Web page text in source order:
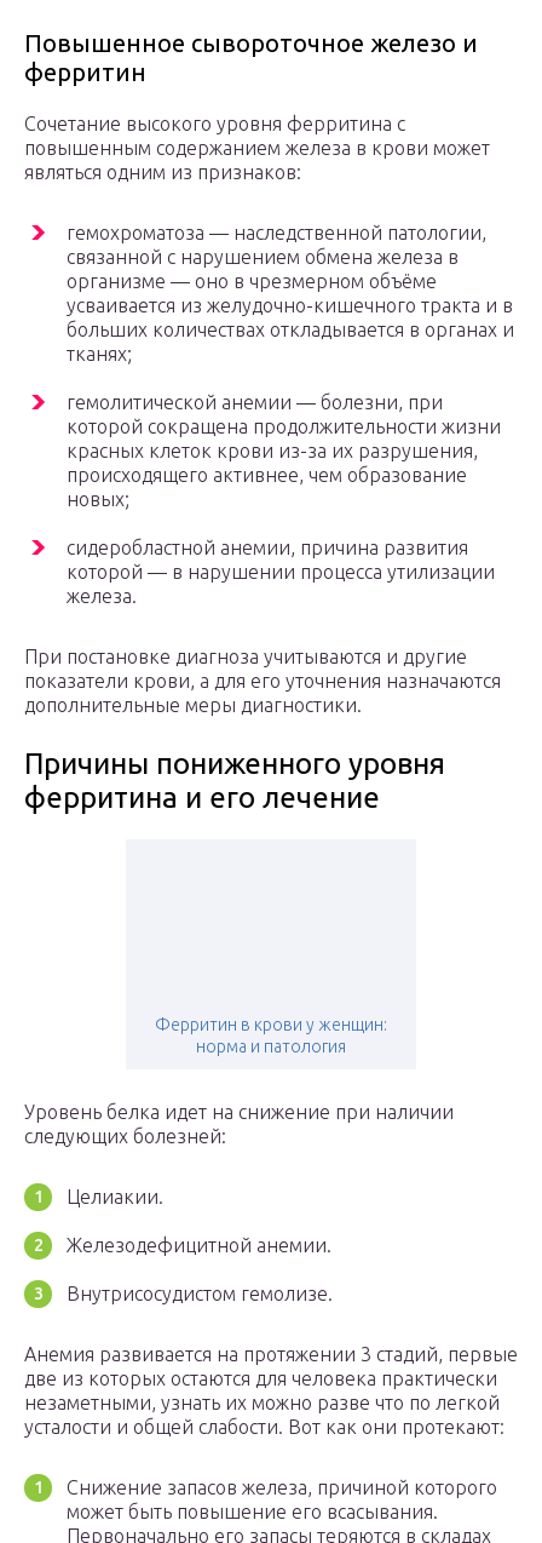
Повышенное сывороточное железо и
ферритин
Сочетание высокого уровня ферритина с
повышенным содержанием железа в крови может
являться одним из признаков:
гемохроматоза — наследственной патологии,
связанной с нарушением обмена железа в
организме — оно в чрезмерном объёме
усваивается из желудочно-кишечного тракта и в
больших количествах откладывается в органах и
тканях;
гемолитической анемии — болезни, при
которой сокращена продолжительности жизни
красных клеток крови из-за их разрушения,
происходящего активнее, чем образование
новых;
сидеробластной анемии, причина развития
которой — в нарушении процесса утилизации
железа.
При постановке диагноза учитываются и другие
показатели крови, а для его уточнения назначаются
дополнительные меры диагностики.
Причины пониженного уровня
ферритина и его лечение
Ферритин в крови у женщин:
норма и патология
Уровень белка идет на снижение при наличии
следующих болезней:
Целиакии.
Железодефицитной анемии.
Внутрисосудистом гемолизе.
Анемия развивается на протяжении 3 стадий, первые
две из которых остаются для человека практически
незаметными, узнать их можно разве что по легкой
усталости и общей слабости. Вот как они протекают:
Снижение запасов железа, причиной которого
может быть повышение его всасывания.
Первоначально его запасы теряются в складах